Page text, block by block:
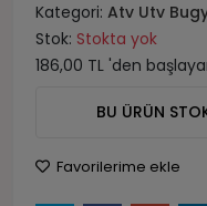
Kategori: Atv Utv
Stok: Stokta yok
186,00 TL 'den
BU ÜRÜN
Favorilerime ekle